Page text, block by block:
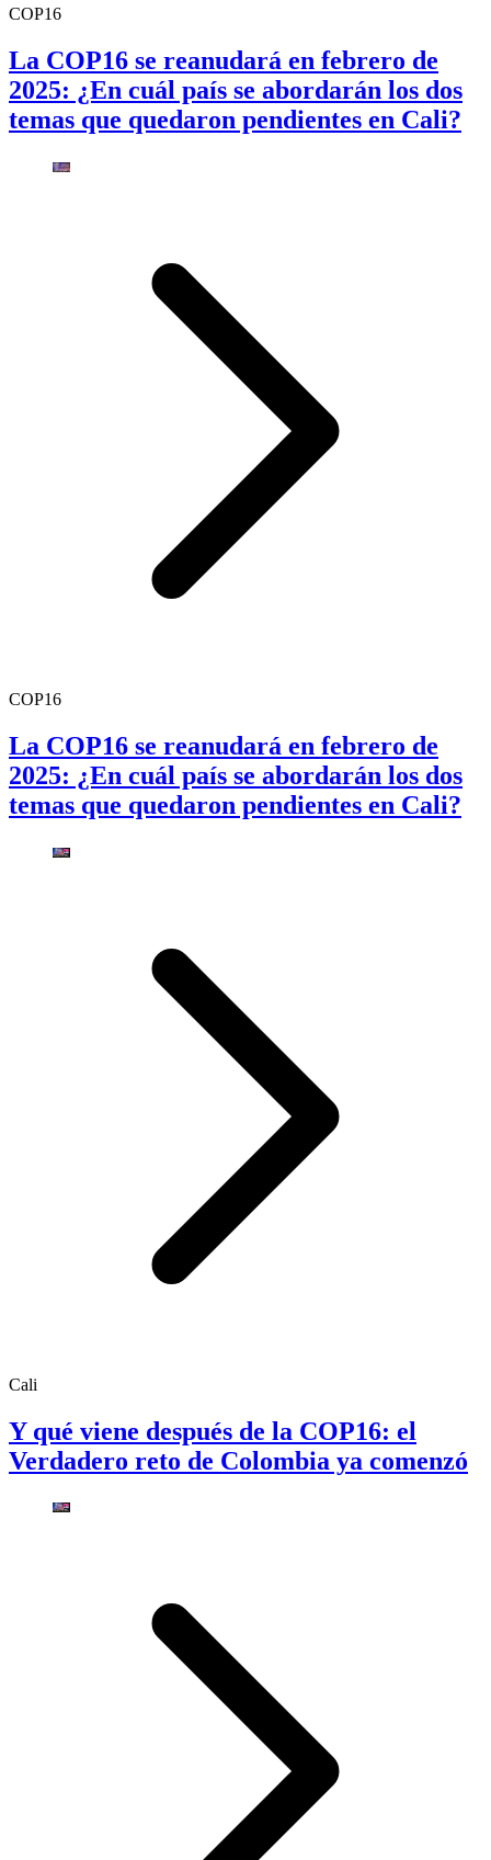
COP16
La COP16 se reanudará en febrero de
2025: ¿En cuál país se abordarán los dos
temas que quedaron pendientes en Cali?
COP16
La COP16 se reanudará en febrero de
2025: ¿En cuál país se abordarán los dos
temas que quedaron pendientes en Cali?
Cali
Y qué viene después de la COP16: el
Verdadero reto de Colombia ya comenzó